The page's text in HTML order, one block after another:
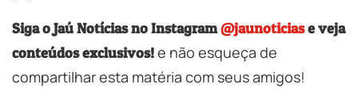
Siga o Jaú Notícias no Instagram@jaunoticiase veja
conteúdos exclusivos!e não esqueça de
compartilhar esta matéria com seus amigos!